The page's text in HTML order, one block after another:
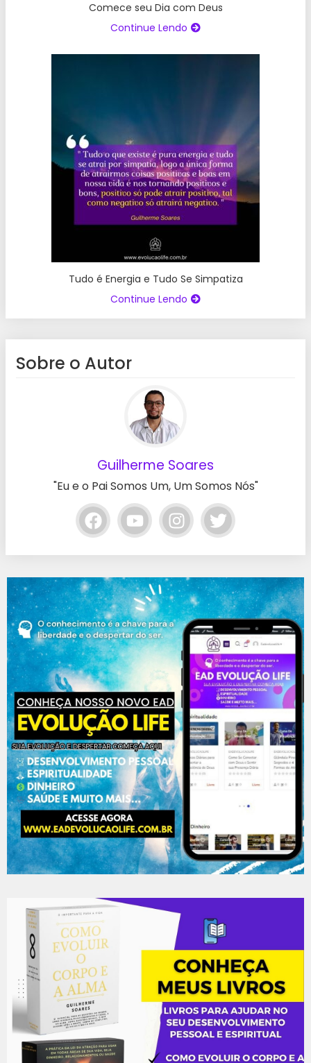
Comece seu Dia com Deus
Continue Lendo
Tudo é Energia e Tudo Se Simpatiza
Continue Lendo
Sobre o Autor
Guilherme Soares
"Eu e o Pai Somos Um, Um Somos Nós"